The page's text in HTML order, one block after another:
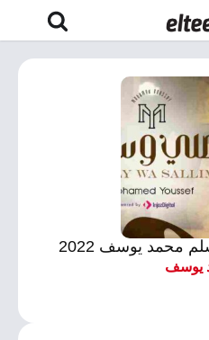
محمد يوسف 2022
يوسف